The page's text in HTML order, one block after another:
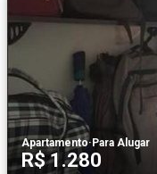
Apartamento·Para Alugar
R$ 1.280